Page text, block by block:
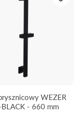
WEZER
- 660 mm